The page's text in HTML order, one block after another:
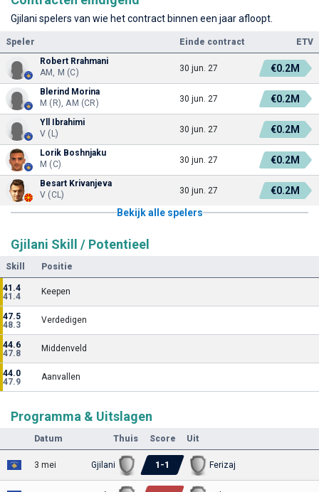
Gjilani spelers van wie het contract binnen een jaar afloopt.
Speler Einde contract
ETV
Robert Rrahmani
AM, M (C)
30 jun. 27 €0.2M
Blerind Morina
M (R), AM (CR)
30 jun. 27 €0.2M
Yll Ibrahimi
V (L)
30 jun. 27 €0.2M
Lorik Boshnjaku
M (C)
30 jun. 27 €0.2M
Besart Krivanjeva
V (CL)
30 jun. 27
€0.2M
Bekijk alle spelers
Gjilani Skill / Potentieel
Skill Positie
41.4
41.4
Keepen
47.5
48.3
Verdedigen
44.6
47.8
Middenveld
44.0
47.9
Aanvallen
Programma & Uitslagen
Datum Thuis Score Uit
3 mei Gjilani 1 -1 Ferizaj